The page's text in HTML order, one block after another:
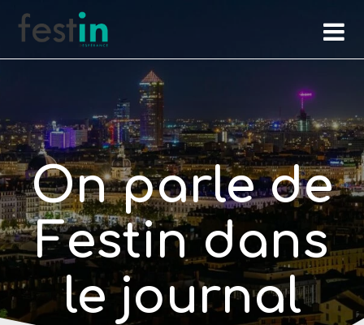
On parle de
Festin dans
le journal